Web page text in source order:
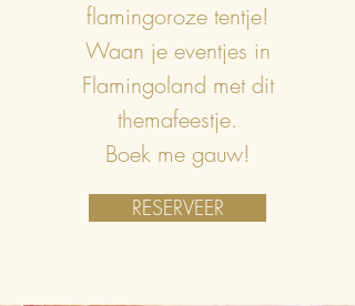
flamingoroze tentje!
Waan je eventjes in
Flamingoland met dit
themafeestje.
Boek me gauw!
RESERVEER